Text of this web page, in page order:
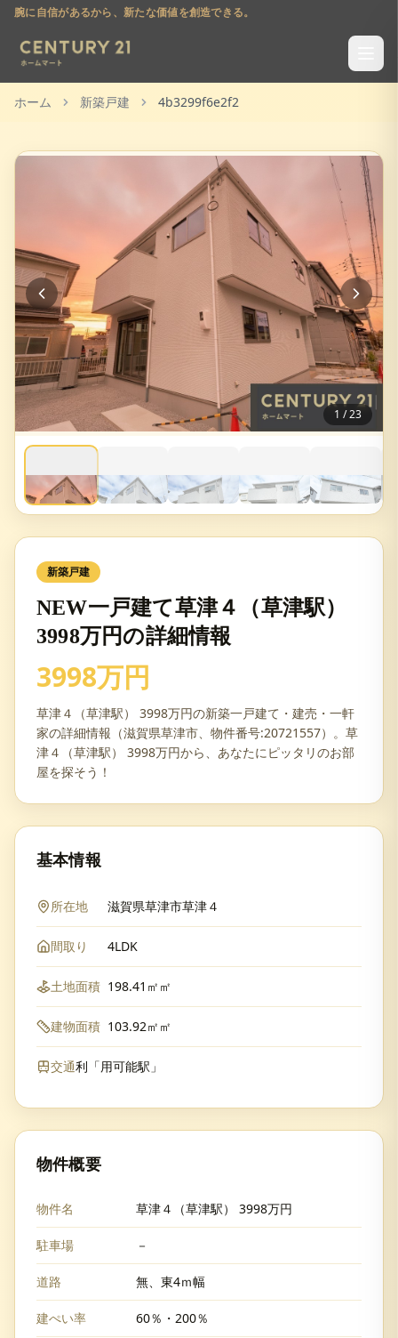
腕に自信があるから、新たな価値を創造できる。
ホーム 新築戸建 4b3299f6e2f2
1 /23
新築戸建
NEW一戸建て草津４（草津駅）
3998万円の詳細情報
3998万円
草津４（草津駅） 3998万円の新築一戸建て・建売・一軒
家の詳細情報（滋賀県草津市、物件番号:20721557）。草
津４（草津駅） 3998万円から、あなたにピッタリのお部
屋を探そう！
基本情報
所在地 滋賀県草津市草津４
間取り 4LDK
土地面積 198.41㎡㎡
建物面積 103.92㎡㎡
交通利「用可能駅」
物件概要
物件名 草津４（草津駅） 3998万円
駐車場 －
道路 無、東4ｍ幅
建ぺい率 60％・200％